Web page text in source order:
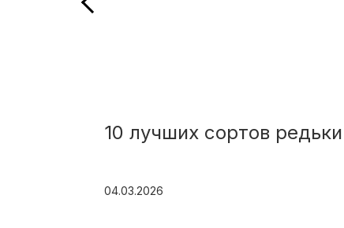
10 лучших сортов редьки
04.03.2026